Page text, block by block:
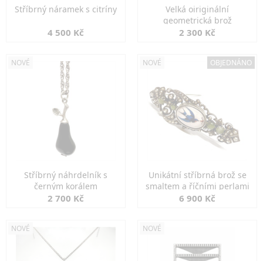
Stříbrný náramek s citríny
4 500 Kč
Velká oiriginální
geometrická brož
2 300 Kč
NOVÉ
Stříbrný náhrdelník s
černým korálem
2 700 Kč
NOVÉ OBJEDNÁNO
Unikátní stříbrná brož se
smaltem a říčními perlami
6 900 Kč
NOVÉ NOVÉ